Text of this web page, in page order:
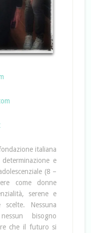
italiana
e
(8 –
come donne
serene e
Nessuna
bisogno
che il futuro si